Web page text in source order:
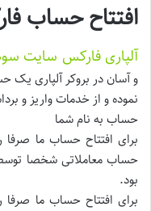
افتتاح حساب
آلپاری فارکس سایت
و آسان در بروکر آلپاری یک
نموده و از خدمات واریز و
حساب به نام شما
برای افتتاح حساب ما صرفا
حساب معاملاتی شخصا
بود.
برای افتتاح حساب ما صرفا